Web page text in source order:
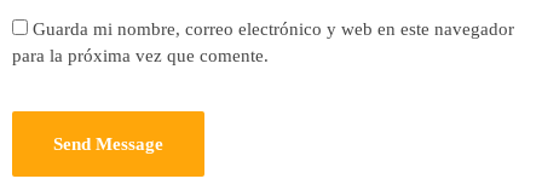
Guarda mi nombre, correo electrónico y web en este navegador
para la próxima vez que comente.